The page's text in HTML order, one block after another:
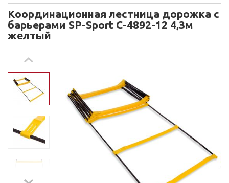
Координационная лестница дорожка с
барьерами SP-Sport C-4892-12 4,3м
желтый